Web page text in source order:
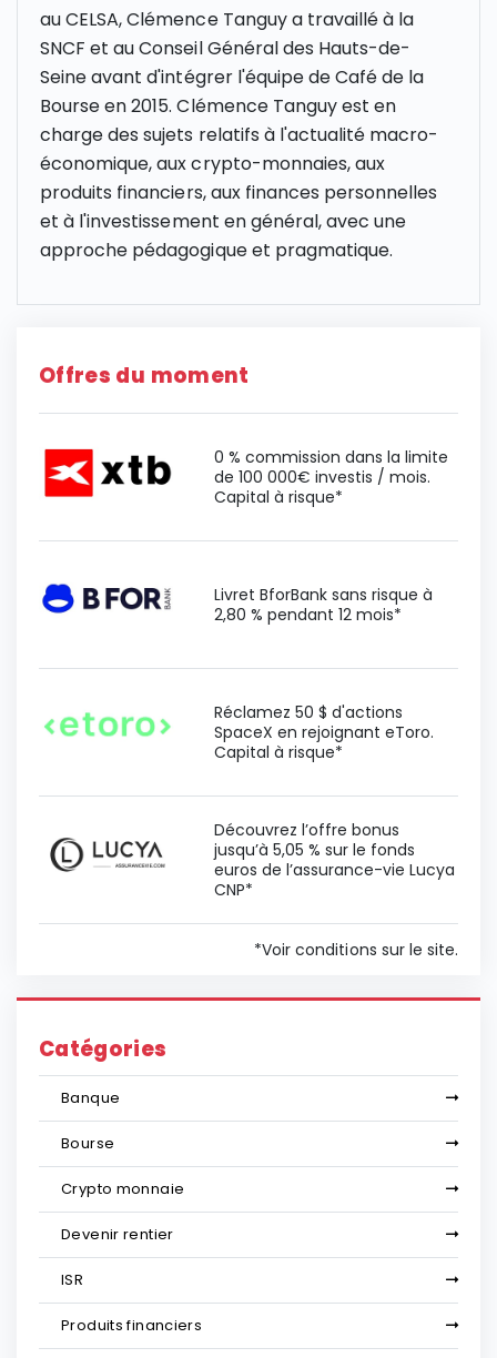
au CELSA, Clémence Tanguy a travaillé à la
SNCF et au Conseil Général des Hauts-de-
Seine avant d'intégrer l'équipe de Café de la
Bourse en 2015. Clémence Tanguy est en
charge des sujets relatifs à l'actualité macro-
économique, aux crypto-monnaies, aux
produits financiers, aux finances personnelles
et à l'investissement en général, avec une
approche pédagogique et pragmatique.
Offres du moment
0 % commission dans la limite
de 100 000€ investis / mois.
Capital à risque*
Livret BforBank sans risque à
2,80 % pendant 12 mois*
Réclamez 50 $ d'actions
SpaceX en rejoignant eToro.
Capital à risque*
Découvrez l’offre bonus
jusqu’à 5,05 % sur le fonds
euros de l’assurance-vie Lucya
CNP*
*Voir conditions sur le site.
Catégories
Banque
Bourse
Crypto monnaie
Devenir rentier
ISR
Produits financiers